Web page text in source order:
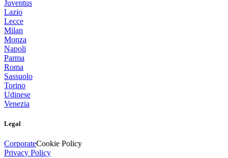
Juventus
Lazio
Lecce
Milan
Monza
Napoli
Parma
Roma
Sassuolo
Torino
Udinese
Venezia
Legal
CorporateCookie Policy
Privacy Policy